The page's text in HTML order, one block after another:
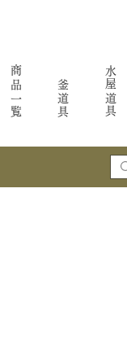
商品一覧 釜道具 水屋道具